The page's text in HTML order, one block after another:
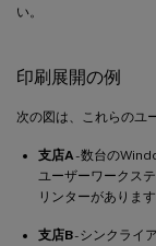
い。
印刷展開の例
次の図は、これらのユ
支店A- 数台の
ユーザーワークス
リンターがあります
支店B- シンクライ